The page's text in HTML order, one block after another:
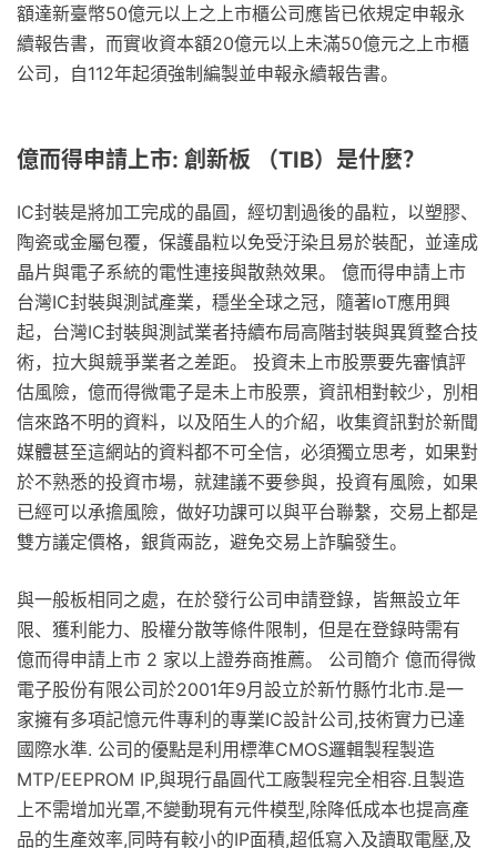
額達新臺幣50億元以上之上市櫃公司應皆已依規定申報永
續報告書，而實收資本額20億元以上未滿50億元之上市櫃
公司，自112年起須強制編製並申報永續報告書。
億而得申請上市: 創新板 （TIB）是什麼？
IC封裝是將加工完成的晶圓，經切割過後的晶粒，以塑膠、
陶瓷或金屬包覆，保護晶粒以免受汙染且易於裝配，並達成
晶片與電子系統的電性連接與散熱效果。 億而得申請上市
台灣IC封裝與測試產業，穩坐全球之冠，隨著IoT應用興
起，台灣IC封裝與測試業者持續布局高階封裝與異質整合技
術，拉大與競爭業者之差距。 投資未上市股票要先審慎評
估風險，億而得微電子是未上市股票，資訊相對較少，別相
信來路不明的資料，以及陌生人的介紹，收集資訊對於新聞
媒體甚至這網站的資料都不可全信，必須獨立思考，如果對
於不熟悉的投資市場，就建議不要參與，投資有風險，如果
已經可以承擔風險，做好功課可以與平台聯繫，交易上都是
雙方議定價格，銀貨兩訖，避免交易上詐騙發生。
與一般板相同之處，在於發行公司申請登錄，皆無設立年
限、獲利能力、股權分散等條件限制，但是在登錄時需有
億而得申請上市 2 家以上證券商推薦。 公司簡介 億而得微
電子股份有限公司於2001年9月設立於新竹縣竹北市.是一
家擁有多項記憶元件專利的專業IC設計公司,技術實力已達
國際水準. 公司的優點是利用標準CMOS邏輯製程製造
MTP/EEPROM IP,與現行晶圓代工廠製程完全相容.且製造
上不需增加光罩,不變動現有元件模型,除降低成本也提高產
品的生產效率,同時有較小的IP面積,超低寫入及讀取電壓,及